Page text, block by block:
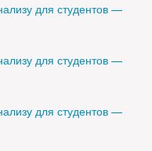
для студентов —
для студентов —
для студентов —